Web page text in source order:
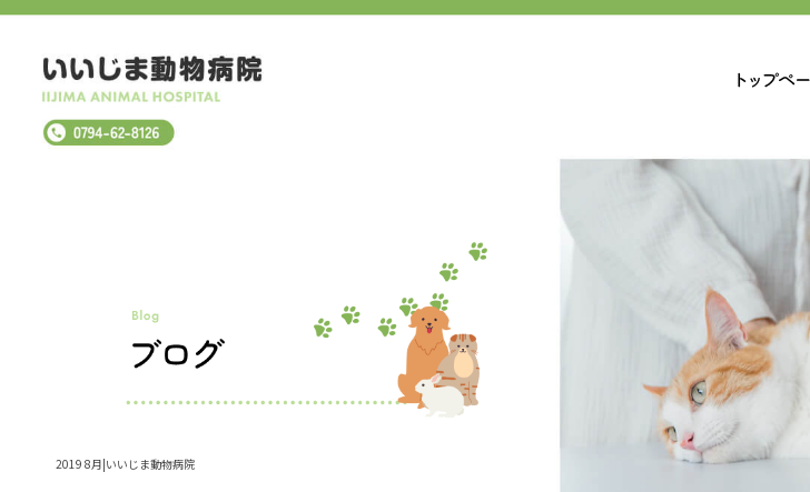
2019 8月|いいじま動物病院